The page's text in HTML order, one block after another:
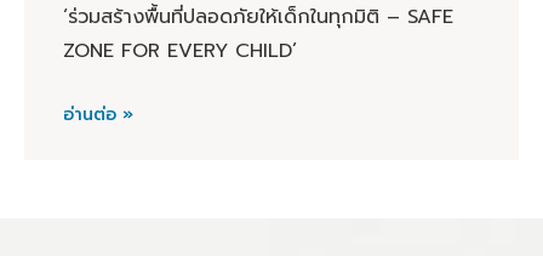
‘ร่วมสร้างพื้นที่ปลอดภัยให้เด็กในทุกมิติ – SAFE
ZONE FOR EVERY CHILD’
อ่านต่อ »